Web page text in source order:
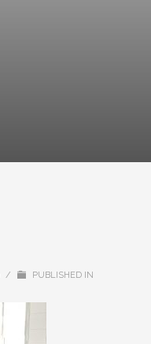
/ PUBLISHED IN